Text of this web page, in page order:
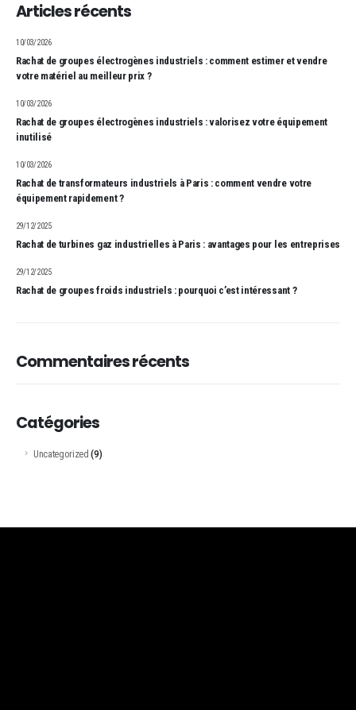
Articles récents
Rachat de groupes électrogènes industriels : comment estimer et vendre
votre matériel au meilleur prix ?
10/03/2026
Rachat de groupes électrogènes industriels : valorisez votre équipement
inutilisé
10/03/2026
Rachat de transformateurs industriels à Paris : comment vendre votre
équipement rapidement ?
10/03/2026
Rachat de turbines gaz industrielles à Paris : avantages pour les entreprises
29/12/2025
Rachat de groupes froids industriels : pourquoi c’est intéressant ?
29/12/2025
Commentaires récents
Catégories
Uncategorized (9)